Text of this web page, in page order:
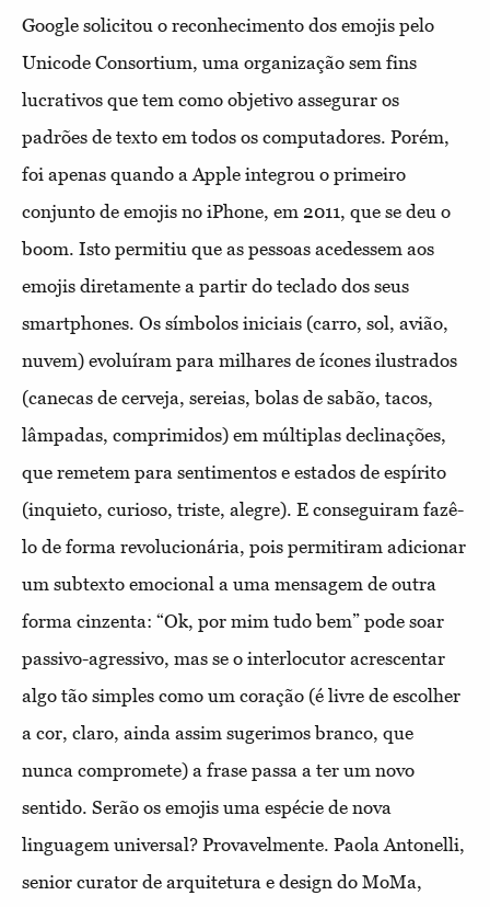
Google solicitou o reconhecimento dos emojis pelo
Unicode Consortium, uma organização sem fins
lucrativos que tem como objetivo assegurar os
padrões de texto em todos os computadores. Porém,
foi apenas quando a Apple integrou o primeiro
conjunto de emojis no iPhone, em 2011, que se deu o
boom. Isto permitiu que as pessoas acedessem aos
emojis diretamente a partir do teclado dos seus
smartphones. Os símbolos iniciais (carro, sol, avião,
nuvem) evoluíram para milhares de ícones ilustrados
(canecas de cerveja, sereias, bolas de sabão, tacos,
lâmpadas, comprimidos) em múltiplas declinações,
que remetem para sentimentos e estados de espírito
(inquieto, curioso, triste, alegre). E conseguiram fazê-
lo de forma revolucionária, pois permitiram adicionar
um subtexto emocional a uma mensagem de outra
forma cinzenta: “Ok, por mim tudo bem” pode soar
passivo-agressivo, mas se o interlocutor acrescentar
algo tão simples como um coração (é livre de escolher
a cor, claro, ainda assim sugerimos branco, que
nunca compromete) a frase passa a ter um novo
sentido. Serão os emojis uma espécie de nova
linguagem universal? Provavelmente. Paola Antonelli,
senior curator de arquitetura e design do MoMa,